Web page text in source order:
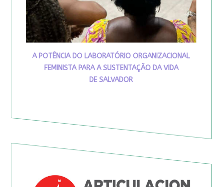
A POTÊNCIA DO LABORATÓRIO ORGANIZACIONAL
FEMINISTA PARA A SUSTENTAÇÃO DA VIDA
DE SALVADOR